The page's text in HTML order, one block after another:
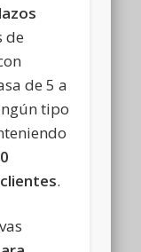
de
de 5 a
tipo
0
.